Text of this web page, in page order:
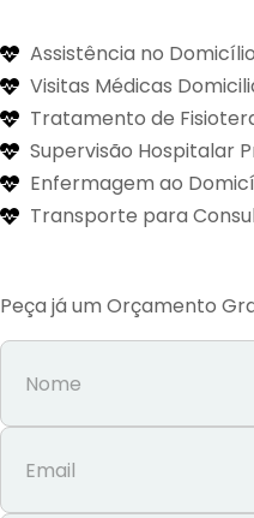
Assistência no
Visitas Médicas
Tratamento de
Supervisão Hospitalar
Enfermagem ao
Transporte para
Peça já um Orçamento